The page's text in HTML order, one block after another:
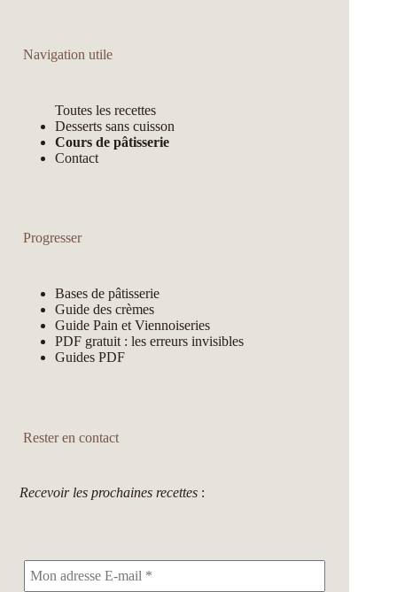
Navigation utile
Toutes les recettes
Desserts sans cuisson
Cours de pâtisserie
Contact
Progresser
Bases de pâtisserie
Guide des crèmes
Guide Pain et Viennoiseries
PDF gratuit : les erreurs invisibles
Guides PDF
Rester en contact
Recevoir les prochaines recettes :